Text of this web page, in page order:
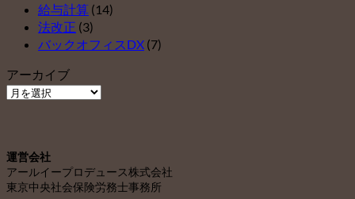
給与計算 (14)
法改正 (3)
バックオフィスDX (7)
アーカイブ
ア
ブ
運営会社
アールイープロデュース株式会社
東京中央社会保険労務士事務所